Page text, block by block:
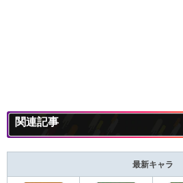
関連記事
最新キャラ